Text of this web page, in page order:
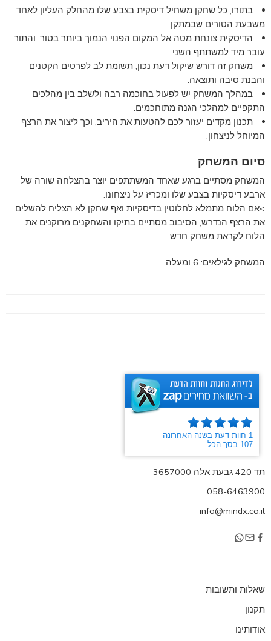
בתורו, כל שחקן משחיל דיסקית בצבע שלו מהחלק העליון לאחד
משבעת הטורים שבמתקן.
הדיסקית צונחת מטה אל המקום הפנוי הנמוך ביותר בטור, והתור
עובר מיד למשתתף השני.
משחק זה דורש שיקול דעת נכון, תשומת לב לפרטים הקטנים
והבנת סיבה ותוצאה.
במהלך המשחק יש לפעול בחוכמה רבה ולשלב בין מהלכים
התקפיים למהלכי הגנה מתוחכמים.
תכנון מקדים יעזור לכם להטעות את היריב, וכך ליצור את הרצף
המיוחל לניצחון.
סיום המשחק
המשחק מסתיים ברגע שאחד המשתתפים יוצר בהצלחה שורה של
ארבע דיסקיות בצבע שלו ומכריז על ניצחונו.
>אם הלוח מתמלא לחלוטין בדיסקיות ואף שחקן לא הצליח להשלים
את הרצף הנדרש, הסיבוב מסתיים בתיקו והשחקנים מרוקנים את
הלוח לקראת משחק חדש.
המשחק לגילאים: 6 ומעלה.
תד 420 גבעת אלה 3657000
058-6463900
info@mindx.co.il
שאלות ותשובות
תקנון
אודותינו